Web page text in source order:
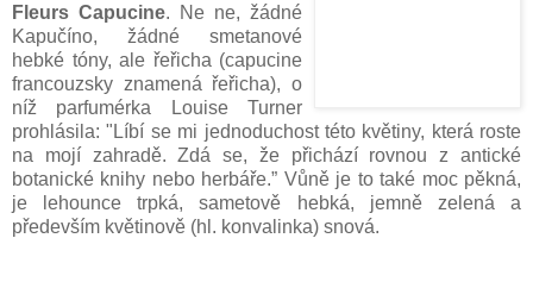
Fleurs Capucine. Ne ne, žádné
Kapučíno, žádné smetanové
hebké tóny, ale řeřicha (capucine
francouzsky znamená řeřicha), o
níž parfumérka Louise Turner
prohlásila: "Líbí se mi jednoduchost této květiny, která roste
na mojí zahradě. Zdá se, že přichází rovnou z antické
botanické knihy nebo herbáře.” Vůně je to také moc pěkná,
je lehounce trpká, sametově hebká, jemně zelená a
především květinově (hl. konvalinka) snová.